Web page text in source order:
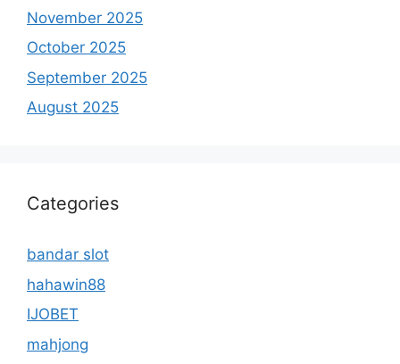
November 2025
October 2025
September 2025
August 2025
Categories
bandar slot
hahawin88
IJOBET
mahjong